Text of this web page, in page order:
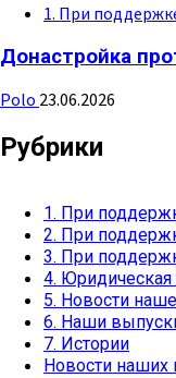
1. При
Донастройка
Polo 23.06.2026
Рубрики
1. При
2. При
3. При
4. Юридическая
5. Новости
6. Наши
7. Истории
Новости наших